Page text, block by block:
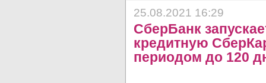
25.08.2021 16:29
СберБанк
кредитную
периодом до 120